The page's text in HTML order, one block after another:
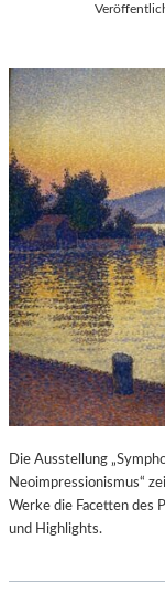
Die Ausstellung
Neoimpressionismus“
Werke die Facetten des
und Highlights.